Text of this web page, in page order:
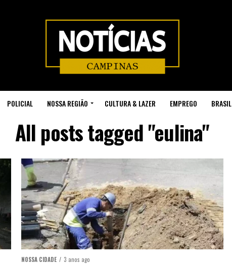
POLICIAL NOSSA REGIÃO CULTURA & LAZER EMPREGO BRASIL
All posts tagged "eulina"
NOSSA CIDADE 3 anos ago